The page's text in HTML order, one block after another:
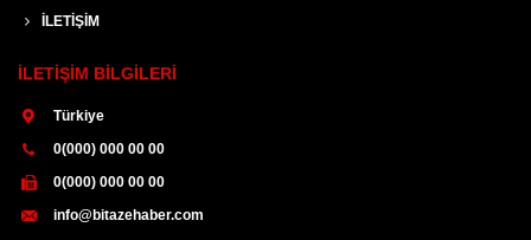
İLETİŞİM
İLETİŞİM BİLGİLERİ
Türkiye
0(000) 000 00 00
0(000) 000 00 00
info@bitazehaber.com